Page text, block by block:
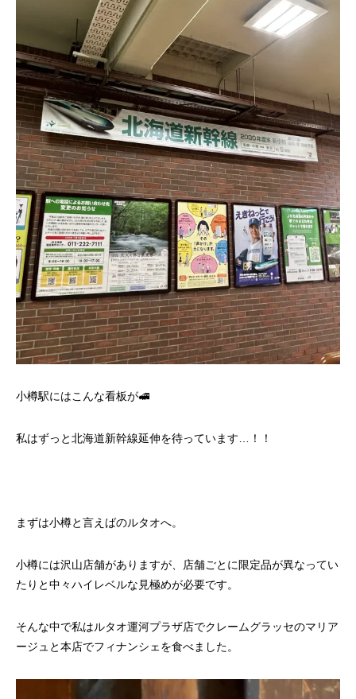
小樽駅にはこんな看板が🚅
私はずっと北海道新幹線延伸を待っています…！！
まずは小樽と言えばのルタオへ。
小樽には沢山店舗がありますが、店舗ごとに限定品が異なってい
たりと中々ハイレベルな見極めが必要です。
そんな中で私はルタオ運河プラザ店でクレームグラッセのマリア
ージュと本店でフィナンシェを食べました。